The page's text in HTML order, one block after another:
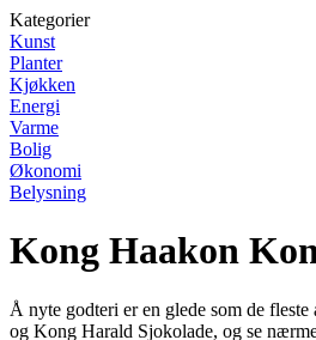
Kategorier
Kunst
Planter
Kjøkken
Energi
Varme
Bolig
Økonomi
Belysning
Kong Haakon
Å nyte godteri er en glede som de
og Kong Harald Sjokolade, og se